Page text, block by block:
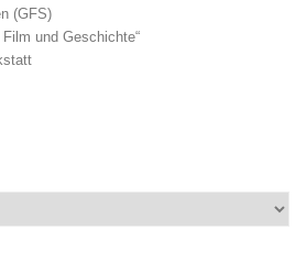
(GFS)
und Geschichte“